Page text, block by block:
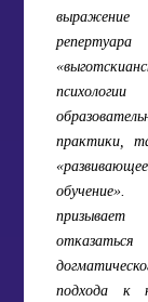
репертуара
практики,
«развивающее
призывает
подхода к